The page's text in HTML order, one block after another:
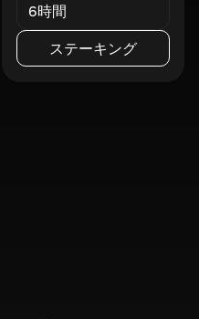
6時間
ステーキング